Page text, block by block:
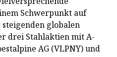
Schwerpunkt auf
globalen
drei Stahlaktien mit A-
AG (VLPNY) und